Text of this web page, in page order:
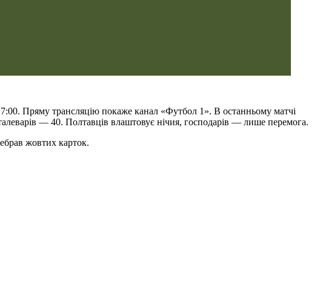
Пряму трансляцію покаже канал «Футбол 1». В останньому матчі
— 40. Полтавців влаштовує нічия, господарів — лише перемога.
жовтих карток.